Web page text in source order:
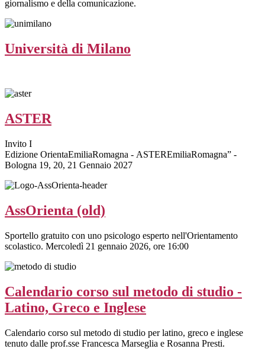
giornalismo e della comunicazione.
Università di Milano
ASTER
Invito I
Edizione OrientaEmiliaRomagna - ASTEREmiliaRomagna” -
Bologna 19, 20, 21 Gennaio 2027
AssOrienta (old)
Sportello gratuito con uno psicologo esperto nell'Orientamento
scolastico. Mercoledì 21 gennaio 2026, ore 16:00
Calendario corso sul metodo di studio -
Latino, Greco e Inglese
Calendario corso sul metodo di studio per latino, greco e inglese
tenuto dalle prof.sse Francesca Marseglia e Rosanna Presti.